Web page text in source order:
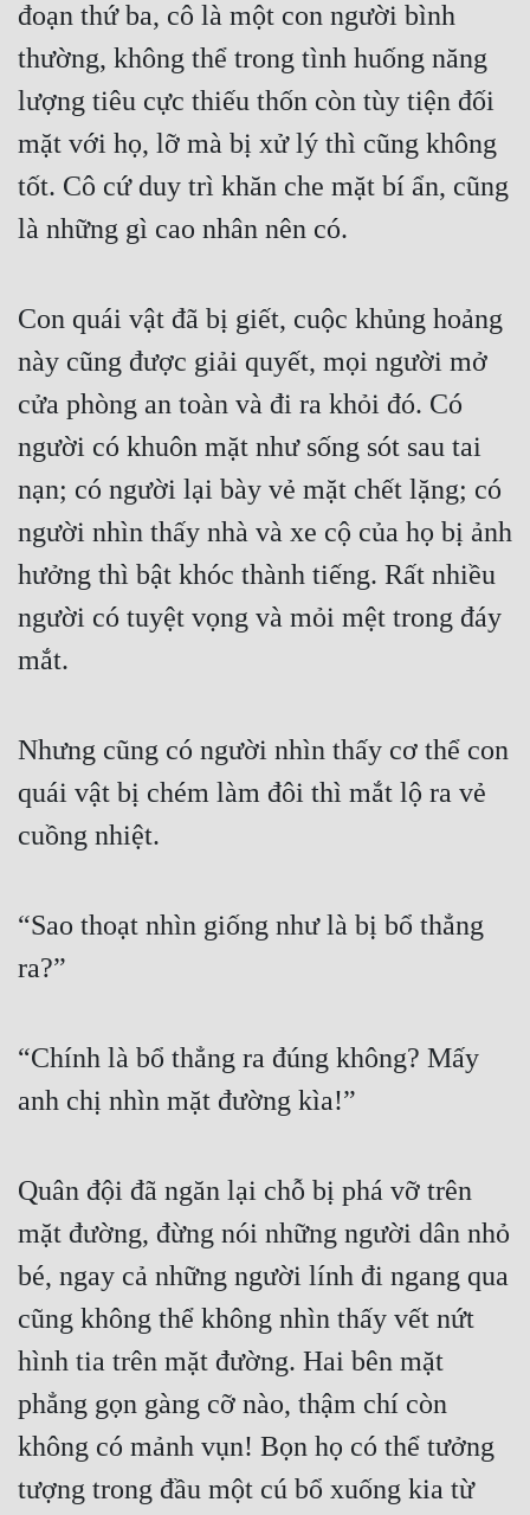
đoạn thứ ba, cô là một con người bình
thường, không thể trong tình huống năng
lượng tiêu cực thiếu thốn còn tùy tiện đối
mặt với họ, lỡ mà bị xử lý thì cũng không
tốt. Cô cứ duy trì khăn che mặt bí ẩn, cũng
là những gì cao nhân nên có.
Con quái vật đã bị giết, cuộc khủng hoảng
này cũng được giải quyết, mọi người mở
cửa phòng an toàn và đi ra khỏi đó. Có
người có khuôn mặt như sống sót sau tai
nạn; có người lại bày vẻ mặt chết lặng; có
người nhìn thấy nhà và xe cộ của họ bị ảnh
hưởng thì bật khóc thành tiếng. Rất nhiều
người có tuyệt vọng và mỏi mệt trong đáy
mắt.
Nhưng cũng có người nhìn thấy cơ thể con
quái vật bị chém làm đôi thì mắt lộ ra vẻ
cuồng nhiệt.
“Sao thoạt nhìn giống như là bị bổ thẳng
ra?”
“Chính là bổ thẳng ra đúng không? Mấy
anh chị nhìn mặt đường kìa!”
Quân đội đã ngăn lại chỗ bị phá vỡ trên
mặt đường, đừng nói những người dân nhỏ
bé, ngay cả những người lính đi ngang qua
cũng không thể không nhìn thấy vết nứt
hình tia trên mặt đường. Hai bên mặt
phẳng gọn gàng cỡ nào, thậm chí còn
không có mảnh vụn! Bọn họ có thể tưởng
tượng trong đầu một cú bổ xuống kia từ